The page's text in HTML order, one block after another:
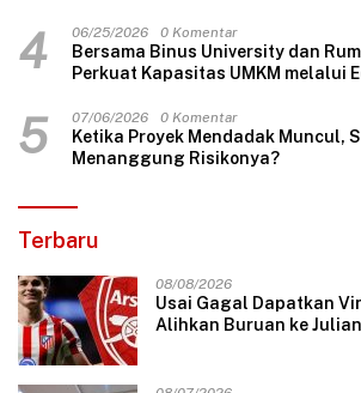
4 06/25/2026 0 Komentar
Bersama Binus University dan
Perkuat Kapasitas UMKM melalui
Harga Jual
5 07/06/2026 0 Komentar
Ketika Proyek Mendadak Muncul,
Menanggung Risikonya?
Terbaru
08/08/2026
Usai Gagal Dapatkan
Alihkan Buruan ke